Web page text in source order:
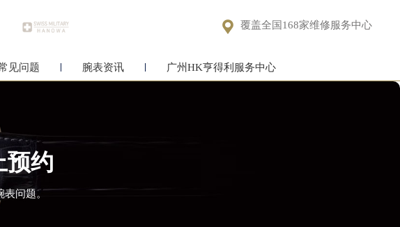
 覆盖全国168家维修服务中心
见问题 腕表资讯 广州HK亨得利服务中心
预约
表问题。